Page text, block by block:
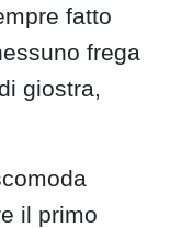
fatto
frega
giostra,
il primo